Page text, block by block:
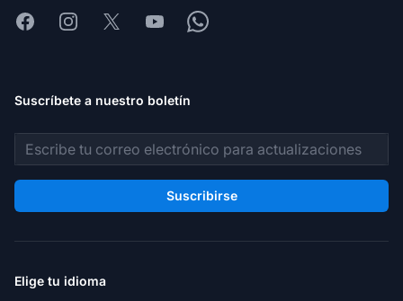
FacebookInstagram
X YoutubeWhatsapp
Suscríbete a nuestro boletín
Dirección de correo electrónico
Suscribirse
Elige tu idioma